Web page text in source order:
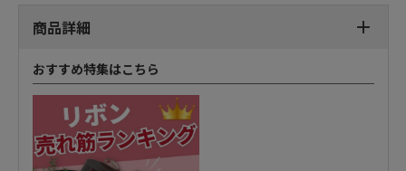
商品詳細
おすすめ特集はこちら